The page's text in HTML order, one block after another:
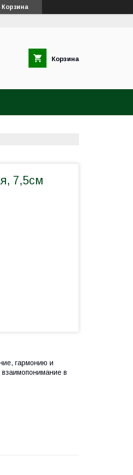
Корзина
Корзина
7,5см
гармонию и
в